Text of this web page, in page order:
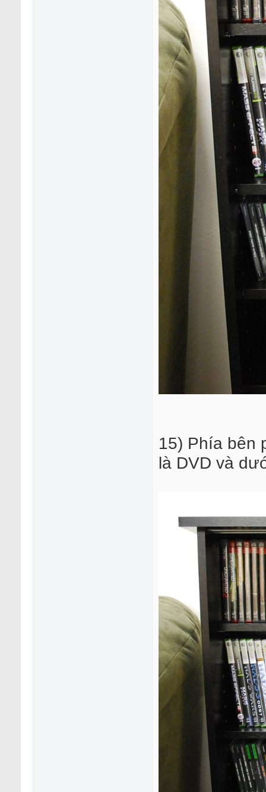
15) Phía bên
là DVD và